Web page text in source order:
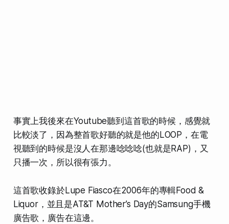
事實上我後來在Youtube聽到這首歌的時候，感覺就
比較淡了，因為整首歌好聽的就是他的LOOP ，在電
視聽到的時候是沒人在那邊唸唸唸(也就是RAP)， 又
只播一次，所以很有張力。
這首歌收錄於Lupe Fiasco在2006年的專輯Food &
Liquor，並且是AT&T Mother’s Day的Samsung手機
廣告歌，廣告在這邊。